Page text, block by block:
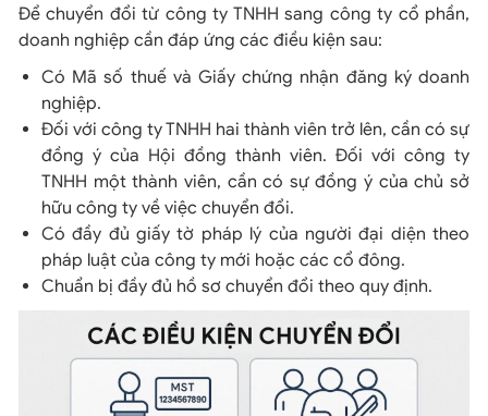
Để chuyển đổi từ công ty TNHH sang công ty cổ phần,
doanh nghiệp cần đáp ứng các điều kiện sau:
Có Mã số thuế và Giấy chứng nhận đăng ký doanh
nghiệp.
Đối với công ty TNHH hai thành viên trở lên, cần có sự
đồng ý của Hội đồng thành viên. Đối với công ty
TNHH một thành viên, cần có sự đồng ý của chủ sở
hữu công ty về việc chuyển đổi.
Có đầy đủ giấy tờ pháp lý của người đại diện theo
pháp luật của công ty mới hoặc các cổ đông.
Chuẩn bị đầy đủ hồ sơ chuyển đổi theo quy định.